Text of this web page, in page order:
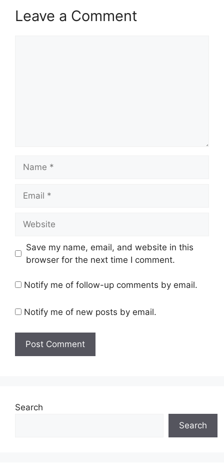
Leave a Comment
Save my name, email, and website in this
browser for the next time I comment.
Notify me of follow-up comments by email.
Notify me of new posts by email.
Search
Search